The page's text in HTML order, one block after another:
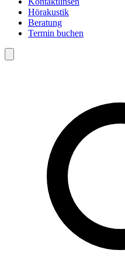
Hörakustik
Beratung
Termin buchen